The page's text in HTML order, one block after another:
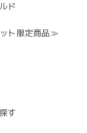
ド
ト限定商品≫
す